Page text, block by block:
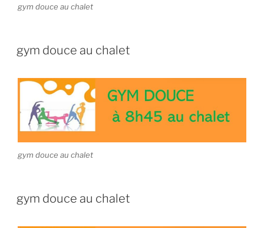
gym douce au chalet
gym douce au chalet
gym douce au chalet
gym douce au chalet